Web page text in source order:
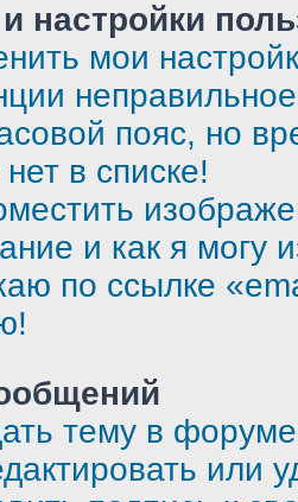
настройки
мои
пояс, но
в списке!
и как я могу
по ссылке
тему в
или